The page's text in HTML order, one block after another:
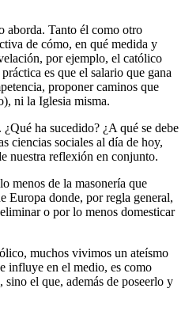
aborda. Tanto él como otro
de cómo, en qué medida y
por ejemplo, el católico
es que el salario que gana
proponer caminos que
ni la Iglesia misma.
ha sucedido? ¿A qué se debe
ciencias sociales al día de hoy,
nuestra reflexión en conjunto.
menos de la masonería que
Europa donde, por regla general,
o por lo menos domesticar
muchos vivimos un ateísmo
influye en el medio, es como
el que, además de poseerlo y